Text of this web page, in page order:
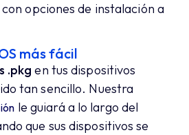
opciones de instalación a
más fácil
.pkg en tus dispositivos
tan sencillo. Nuestra
le guiará a lo largo del
que sus dispositivos se